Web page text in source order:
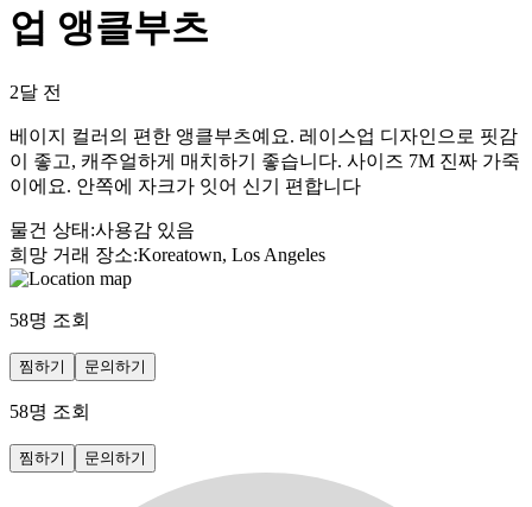
업 앵클부츠
2달 전
베이지 컬러의 편한 앵클부츠예요. 레이스업 디자인으로 핏감
이 좋고, 캐주얼하게 매치하기 좋습니다. 사이즈 7M 진짜 가죽
이에요. 안쪽에 자크가 잇어 신기 편합니다
물건 상태 :사용감 있음
희망 거래 장소:Koreatown, Los Angeles
58명 조회
찜하기 문의하기
58명 조회
찜하기 문의하기